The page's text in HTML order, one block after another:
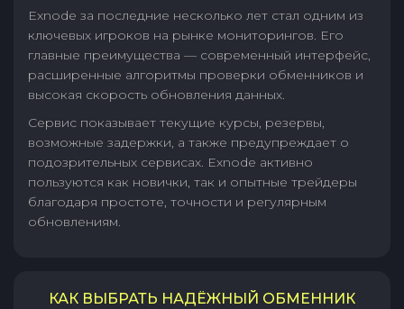
Exnode за последние несколько лет стал одним из
ключевых игроков на рынке мониторингов. Его
главные преимущества — современный интерфейс,
расширенные алгоритмы проверки обменников и
высокая скорость обновления данных.
Сервис показывает текущие курсы, резервы,
возможные задержки, а также предупреждает о
подозрительных сервисах. Exnode активно
пользуются как новички, так и опытные трейдеры
благодаря простоте, точности и регулярным
обновлениям.
КАК ВЫБРАТЬ НАДЁЖНЫЙ ОБМЕННИК